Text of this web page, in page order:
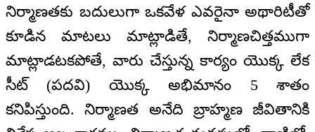
నిర్మాణతకు బదులుగా ఒకవేళ ఎవరైనా అథారిటీతో
కూడిన మాటలు మాట్లాడితే, నిర్మాణచిత్తముగా
మాట్లాడటకపోతే, వారు చేస్తున్న కార్యం యొక్క లేక
సీట్ (పదవి) యొక్క అభిమానం 5 శాతం
కనిపిస్తుంది. నిర్మాణత అనేది బ్రాహ్మణ జీవితానికి